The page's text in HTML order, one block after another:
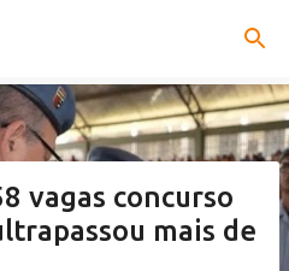
principal
vagas concurso
mais de